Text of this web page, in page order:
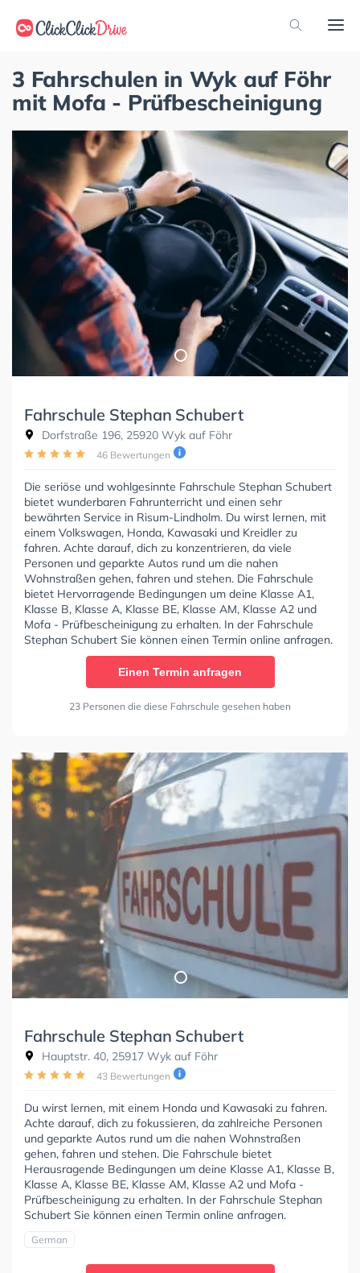
3 Fahrschulen in Wyk auf Föhr
mit Mofa - Prüfbescheinigung
Fahrschule Stephan Schubert
Dorfstraße 196, 25920 Wyk auf Föhr
46 Bewertungen
Die seriöse und wohlgesinnte Fahrschule Stephan Schubert
bietet wunderbaren Fahrunterricht und einen sehr
bewährten Service in Risum-Lindholm. Du wirst lernen, mit
einem Volkswagen, Honda, Kawasaki und Kreidler zu
fahren. Achte darauf, dich zu konzentrieren, da viele
Personen und geparkte Autos rund um die nahen
Wohnstraßen gehen, fahren und stehen. Die Fahrschule
bietet Hervorragende Bedingungen um deine Klasse A1,
Klasse B, Klasse A, Klasse BE, Klasse AM, Klasse A2 und
Mofa - Prüfbescheinigung zu erhalten. In der Fahrschule
Stephan Schubert Sie können einen Termin online anfragen.
Einen Termin anfragen
23 Personen die diese Fahrschule gesehen haben
Fahrschule Stephan Schubert
Hauptstr. 40, 25917 Wyk auf Föhr
43 Bewertungen
Du wirst lernen, mit einem Honda und Kawasaki zu fahren.
Achte darauf, dich zu fokussieren, da zahlreiche Personen
und geparkte Autos rund um die nahen Wohnstraßen
gehen, fahren und stehen. Die Fahrschule bietet
Herausragende Bedingungen um deine Klasse A1, Klasse B,
Klasse A, Klasse BE, Klasse AM, Klasse A2 und Mofa -
Prüfbescheinigung zu erhalten. In der Fahrschule Stephan
Schubert Sie können einen Termin online anfragen.
German